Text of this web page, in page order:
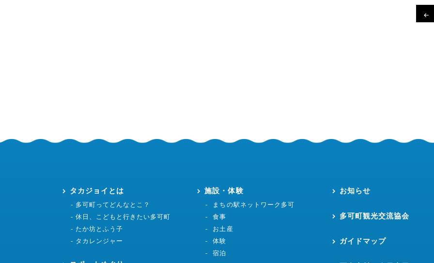
タカジョイとは
多可町ってどんなとこ？
休日、こどもと行きたい多可町
たか坊とふう子
タカレンジャー
施設・体験
まちの駅ネットワーク多可
食事
お土産
体験
宿泊
お知らせ
多可町観光交流協会
ガイドマップ